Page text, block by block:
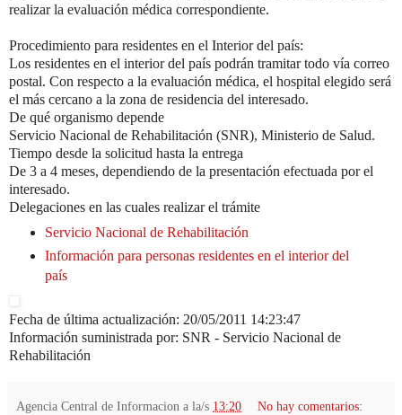
realizar la evaluación médica correspondiente.
Procedimiento para residentes en el Interior del país:
Los residentes en el interior del país podrán tramitar todo vía correo
postal. Con respecto a la evaluación médica, el hospital elegido será
el más cercano a la zona de residencia del interesado.
De qué organismo depende
Servicio Nacional de Rehabilitación (SNR), Ministerio de Salud.
Tiempo desde la solicitud hasta la entrega
De 3 a 4 meses, dependiendo de la presentación efectuada por el
interesado.
Delegaciones en las cuales realizar el trámite
Servicio Nacional de Rehabilitación
Información para personas residentes en el interior del
país
Fecha de última actualización: 20/05/2011 14:23:47
Información suministrada por: SNR - Servicio Nacional de
Rehabilitación
Agencia Central de Informacion a la/s 13:20 No hay comentarios: